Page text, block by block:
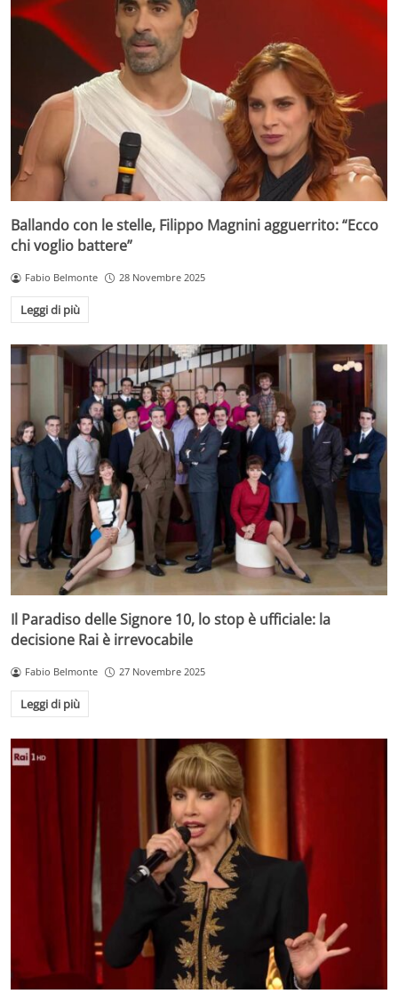
Ballando con le stelle, Filippo Magnini agguerrito: “Ecco
chi voglio battere”
Fabio Belmonte 28 Novembre 2025
Leggi di più
Il Paradiso delle Signore 10, lo stop è ufficiale: la
decisione Rai è irrevocabile
Fabio Belmonte 27 Novembre 2025
Leggi di più